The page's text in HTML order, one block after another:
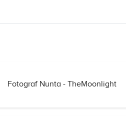
Fotograf Nunta - TheMoonlight